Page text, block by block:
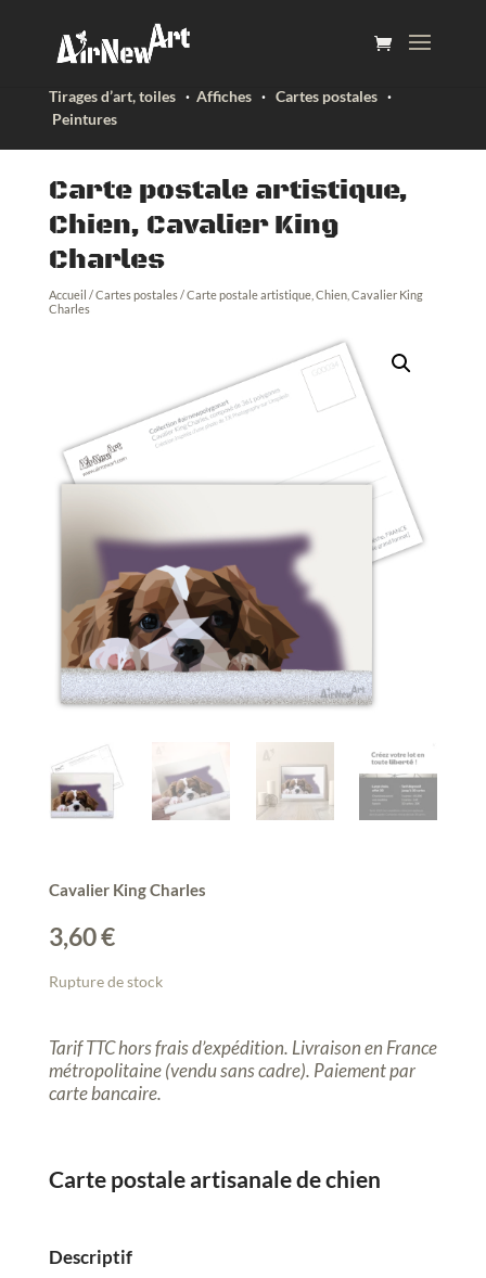
Tirages d’art, toiles· Affiches· Cartes postales·
Peintures
Carte postale artistique,
Chien, Cavalier King
Charles
Accueil /Cartes postales/ Carte postale artistique, Chien, Cavalier King
Charles
Cavalier King Charles
3,60€
Rupture de stock
Tarif TTC hors frais d’expédition. Livraison en France
métropolitaine (vendu sans cadre). Paiement par
carte bancaire.
Carte postale artisanale de chien
Descriptif